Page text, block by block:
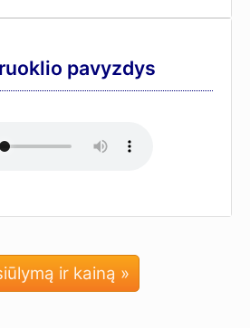
pavyzdys
ir kainą »